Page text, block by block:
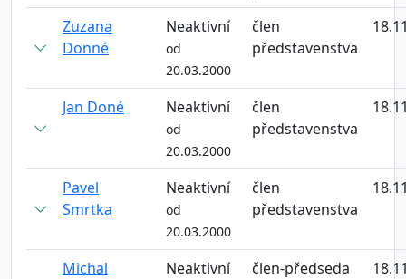
Zuzana
Donné
Neaktivní
od
20.03.2000
člen
představenstva
Jan Doné Neaktivní
od
20.03.2000
člen
představenstva
Pavel
Smrtka
Neaktivní
od
20.03.2000
člen
představenstva
Michal
Neaktivní
člen-předseda